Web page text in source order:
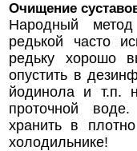
Очищение
Народный
редькой часто
редьку хорошо
опустить в
йодинола и т.п.
проточной
хранить в
холодильнике!